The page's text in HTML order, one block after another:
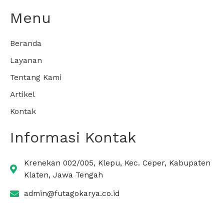
Menu
Beranda
Layanan
Tentang Kami
Artikel
Kontak
Informasi Kontak
Krenekan 002/005, Klepu, Kec. Ceper, Kabupaten
Klaten, Jawa Tengah
admin@futagokarya.co.id